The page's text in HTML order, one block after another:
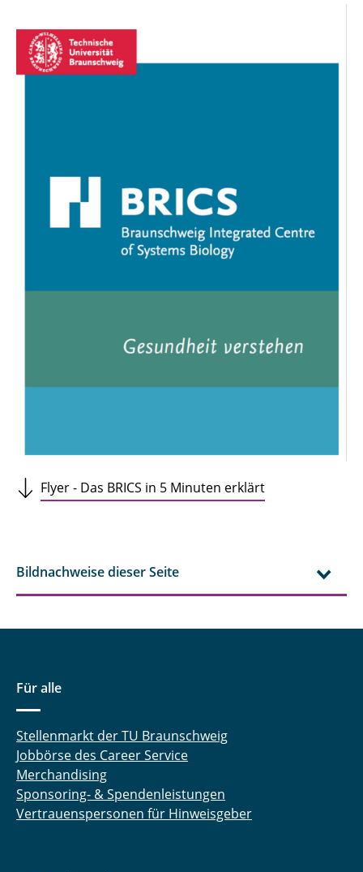
Flyer - Das BRICS in 5 Minuten erklärt
Bildnachweise dieser Seite
Für alle
Stellenmarkt der TU Braunschweig
Jobbörse des Career Service
Merchandising
Sponsoring- & Spendenleistungen
Vertrauenspersonen für Hinweisgeber